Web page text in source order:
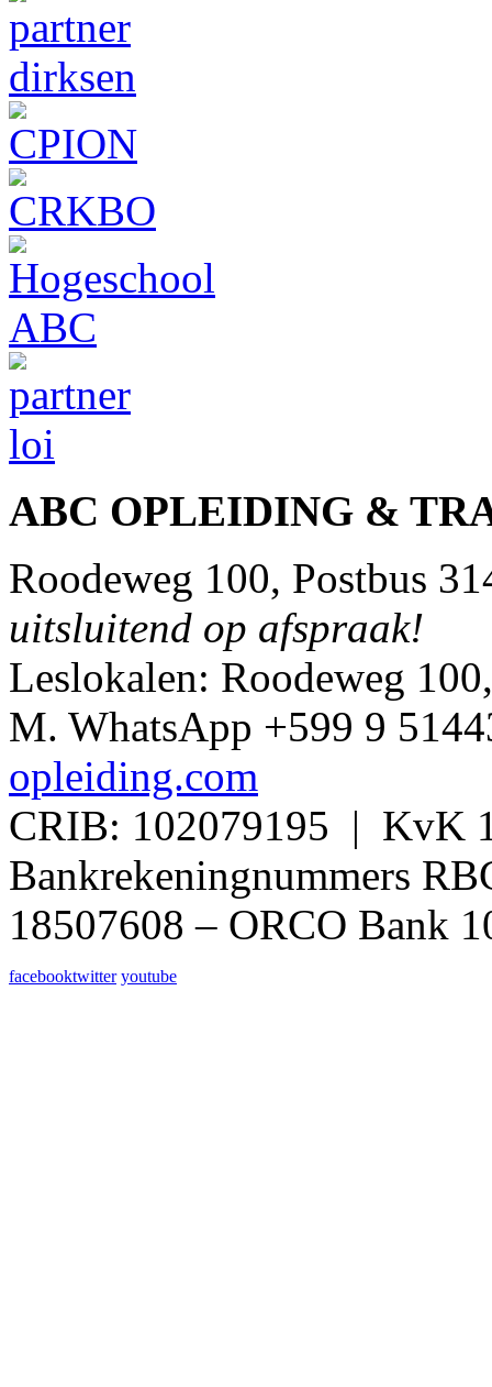
ABC OPLEIDING &
Roodeweg 100, Postbus
uitsluitend op afspraak!
Leslokalen: Roodeweg
M. WhatsApp +599 9
opleiding.com
CRIB: 102079195 | KvK
Bankrekeningnummers
18507608 – ORCO Bank
facebooktwitter youtube